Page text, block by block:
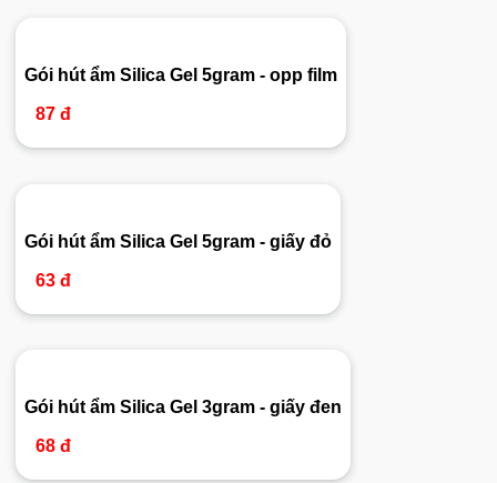
Gói hút ẩm Silica Gel 5gram - opp film
87 đ
Gói hút ẩm Silica Gel 5gram - giấy đỏ
63 đ
Gói hút ẩm Silica Gel 3gram - giấy đen
68 đ